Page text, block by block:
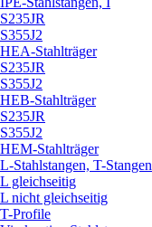
S235JR
S355J2
HEA-Stahlträger
S235JR
S355J2
HEB-Stahlträger
S235JR
S355J2
HEM-Stahlträger
L-Stahlstangen, T-Stangen
L gleichseitig
L nicht gleichseitig
T-Profile